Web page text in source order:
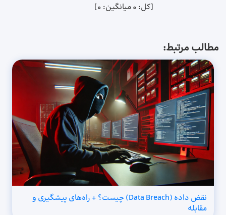
[کل: 0میانگین: 0
]
مطالب مرتبط:
نقض داده‌ (Data Breach) چیست؟ + راه‌های پیشگیری و
مقابله